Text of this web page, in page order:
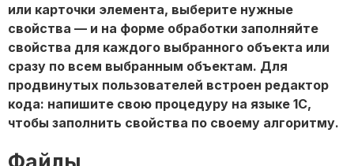
или карточки элемента, выберите нужные
свойства — и на форме обработки заполняйте
свойства для каждого выбранного объекта или
сразу по всем выбранным объектам. Для
продвинутых пользователей встроен редактор
кода: напишите свою процедуру на языке 1С,
чтобы заполнить свойства по своему алгоритму.